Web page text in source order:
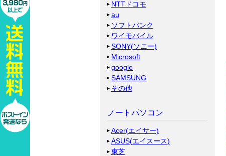
NTTドコモ
au
ソフトバンク
ワイモバイル
SONY(ソニー)
Microsoft
google
SAMSUNG
その他
ノートパソコン
Acer(エイサー)
ASUS(エイスース)
東芝